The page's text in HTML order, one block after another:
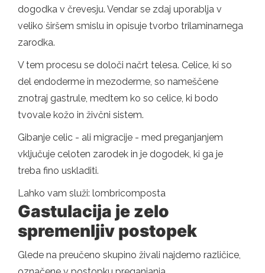
dogodka v črevesju. Vendar se zdaj uporablja v
veliko širšem smislu in opisuje tvorbo trilaminarnega
zarodka.
V tem procesu se določi načrt telesa. Celice, ki so
del endoderme in mezoderme, so nameščene
znotraj gastrule, medtem ko so celice, ki bodo
tvovale kožo in živčni sistem.
Gibanje celic - ali migracije - med preganjanjem
vključuje celoten zarodek in je dogodek, ki ga je
treba fino uskladiti.
Lahko vam služi: lombricomposta
Gastulacija je zelo
spremenljiv postopek
Glede na preučeno skupino živali najdemo različice,